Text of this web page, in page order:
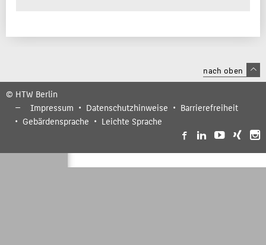
nach oben
© HTW Berlin
Impressum
Datenschutzhinweise
Barrierefreiheit
Gebärdensprache
Leichte Sprache